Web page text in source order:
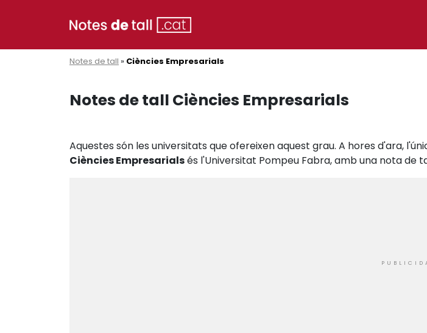
Notes de tall » Ciències Empresarials
Notes de tall Ciències Empresarials
Aquestes són les universitats que ofereixen aquest grau. A hores d'ara,
Ciències Empresarialsés l'Universitat Pompeu Fabra, amb una nota de